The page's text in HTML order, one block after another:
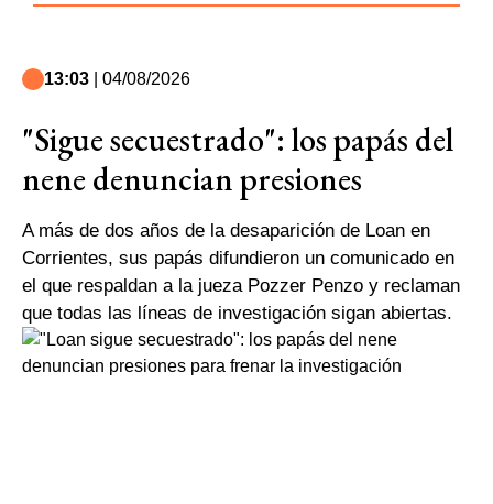
13:03 | 04/08/2026
"Sigue secuestrado": los papás del
nene denuncian presiones
A más de dos años de la desaparición de Loan en
Corrientes, sus papás difundieron un comunicado en
el que respaldan a la jueza Pozzer Penzo y reclaman
que todas las líneas de investigación sigan abiertas.